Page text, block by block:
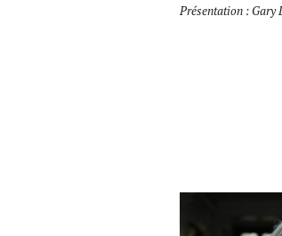
Présentation : Gary